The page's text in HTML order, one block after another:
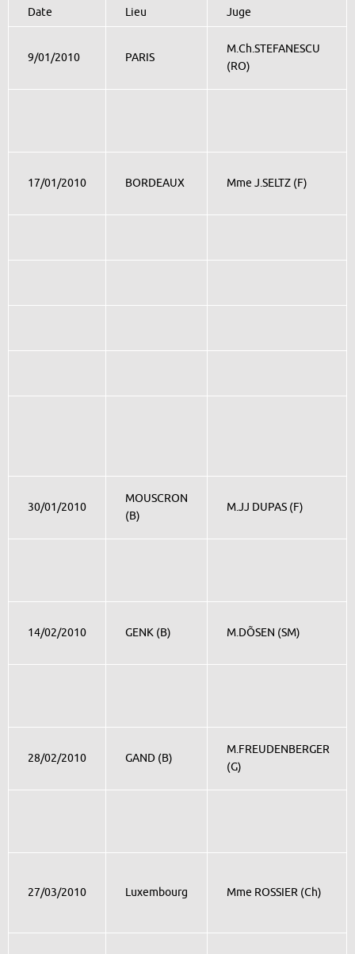
Date Lieu Juge
9/01/2010 PARIS
M.Ch.STEFANESCU
(RO)
17/01/2010 BORDEAUX Mme J.SELTZ (F)
30/01/2010
MOUSCRON
(B)
M.JJ DUPAS (F)
14/02/2010 GENK (B) M.DÕSEN (SM)
28/02/2010 GAND (B)
M.FREUDENBERGER
(G)
27/03/2010 Luxembourg Mme ROSSIER (Ch)